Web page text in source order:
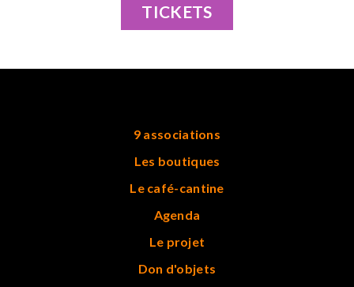
TICKETS
9 associations
Les boutiques
Le café-cantine
Agenda
Le projet
Don d'objets